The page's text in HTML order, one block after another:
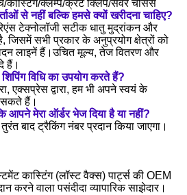
कास्टिंग/क्लैम्प/क्रेट क्लिप/सर्वर चेसिस
से नहीं बल्कि हमसे क्यों खरीदना चाहिए?
टेक्नोलॉजी सटीक धातु मुद्रांकन और
जिसमें सभी प्रकार के अनुप्रयोग क्षेत्रों को
लाइनें हैं।उचित मूल्य, तेज वितरण और
हैं।
विधि का उपयोग करते हैं?
एक्सप्रेस द्वारा, हम भी अपने स्वयं के
सकते हैं।
मेरा ऑर्डर भेज दिया है या नहीं?
बाद ट्रैकिंग नंबर प्रदान किया जाएगा।
कास्टिंग (लॉस्ट वैक्स) पार्ट्स की OEM
करने वाला पसंदीदा व्यापारिक साझेदार।